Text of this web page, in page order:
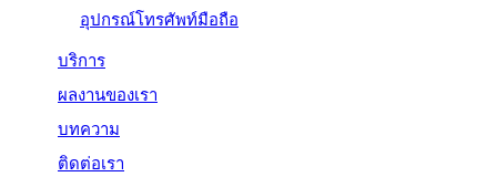
อุปกรณ์โทรศัพท์มือถือ
บริการ
ผลงานของเรา
บทความ
ติดต่อเรา